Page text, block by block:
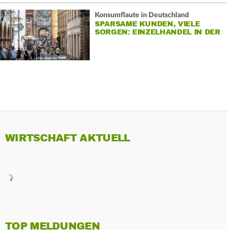
Konsumflaute in Deutschland
SPARSAME KUNDEN, VIELE
SORGEN: EINZELHANDEL IN DER
WIRTSCHAFT AKTUELL
TOP MELDUNGEN